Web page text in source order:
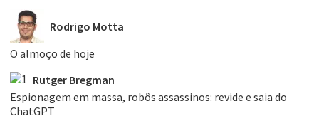
Rodrigo Motta
O almoço de hoje
Rutger Bregman
Espionagem em massa, robôs assassinos: revide e saia do
ChatGPT